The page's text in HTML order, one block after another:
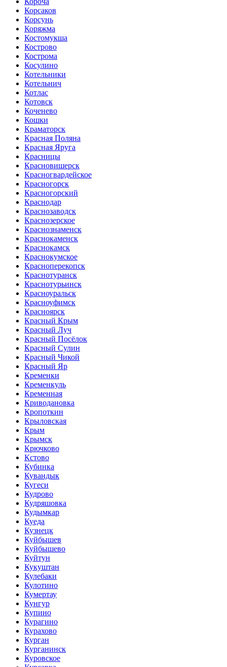
Корсаков
Корсунь
Коряжма
Костомукша
Кострово
Кострома
Косулино
Котельники
Котельнич
Котлас
Котовск
Коченево
Кошки
Краматорск
Красная Поляна
Красная Яруга
Красницы
Красновишерск
Красногвардейское
Красногорск
Красногорский
Краснодар
Краснозаводск
Краснозерское
Краснознаменск
Краснокаменск
Краснокамск
Краснокумское
Красноперекопск
Краснотуранск
Краснотурьинск
Красноуральск
Красноуфимск
Красноярск
Красный Крым
Красный Луч
Красный Посёлок
Красный Сулин
Красный Чикой
Красный Яр
Кременки
Кременкуль
Кременная
Криводановка
Кропоткин
Крыловская
Крым
Крымск
Крючково
Кстово
Кубинка
Кувандык
Кугеси
Кудрово
Кудряшовка
Кудымкар
Куеда
Кузнецк
Куйбышев
Куйбышево
Куйтун
Кукуштан
Кулебаки
Кулотино
Кумертау
Кунгур
Купино
Курагино
Курахово
Курган
Курганинск
Куровское